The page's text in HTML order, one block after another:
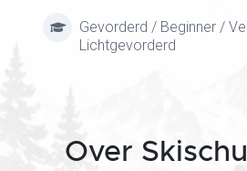
Gevorderd / Beginner /
Lichtgevorderd
Over